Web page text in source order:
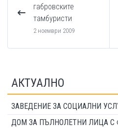
габровските
тамбуристи
2 ноември 2009
АКТУАЛНО
ЗАВЕДЕНИЕ ЗА СОЦИАЛНИ
ДОМ ЗА ПЪЛНОЛЕТНИ ЛИЦА С